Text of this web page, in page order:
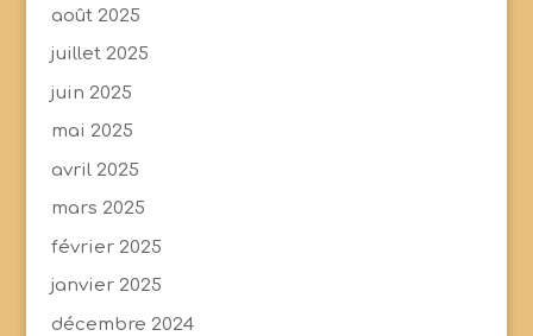
août 2025
juillet 2025
juin 2025
mai 2025
avril 2025
mars 2025
février 2025
janvier 2025
décembre 2024